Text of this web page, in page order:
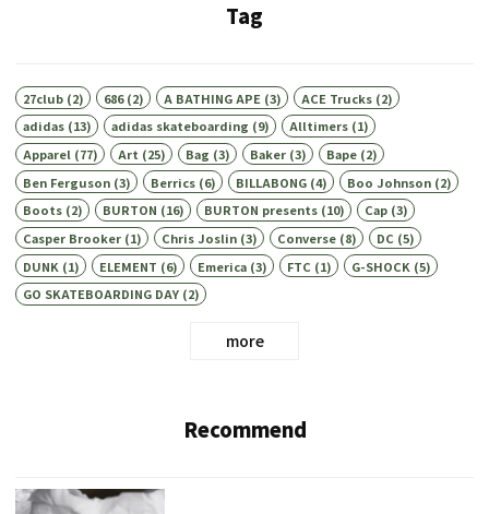
Tag
27club(2) 686(2) A BATHING APE (3) ACE Trucks(2)
adidas(13) adidas skateboarding (9) Alltimers(1)
Apparel (77) Art (25) Bag (3) Baker(3) Bape(2)
Ben Ferguson(3) Berrics(6) BILLABONG(4) Boo Johnson(2)
Boots(2) BURTON (16) BURTON presents(10) Cap(3)
Casper Brooker(1) Chris Joslin(3) Converse(8) DC (5)
DUNK (1) ELEMENT (6) Emerica(3) FTC (1) G-SHOCK (5)
GO SKATEBOARDING DAY(2)
more
Recommend